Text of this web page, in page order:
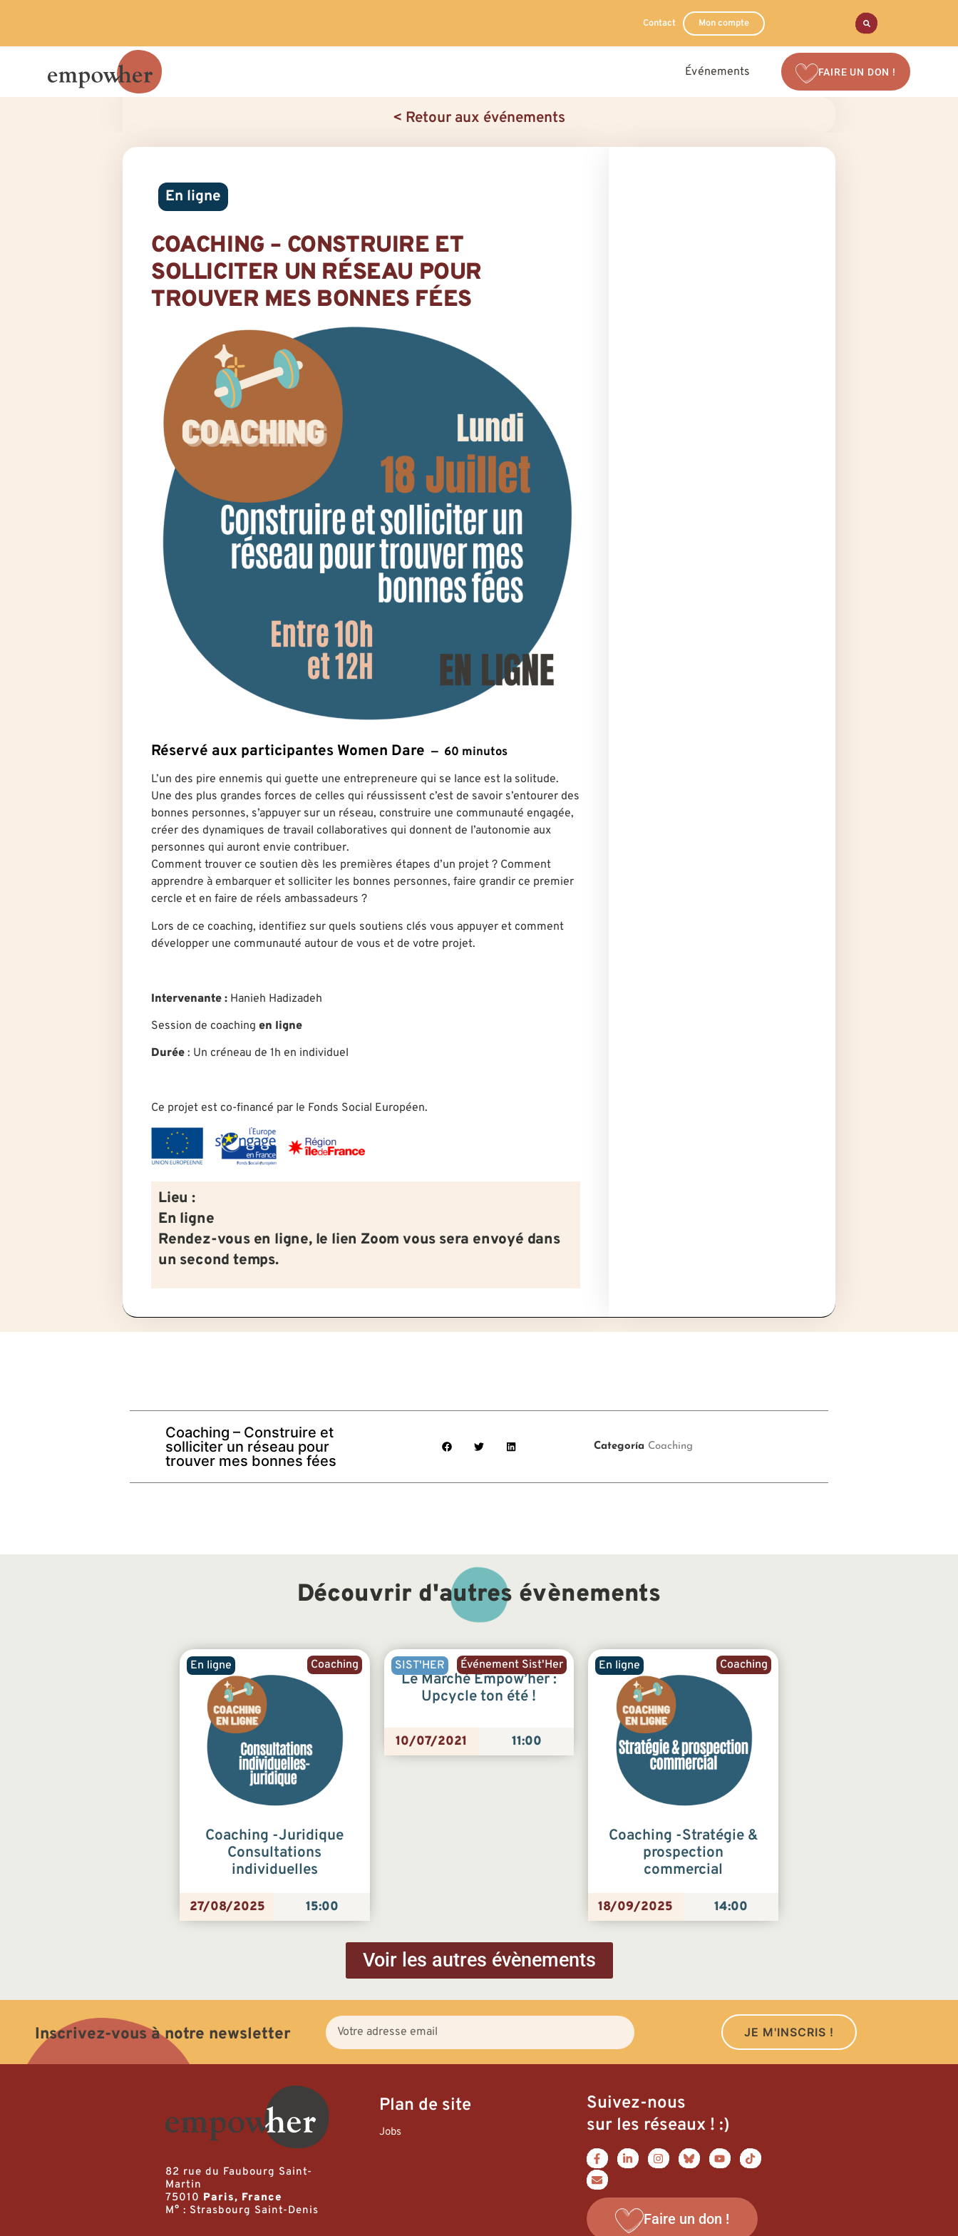
Contact Mon compte
Événements FAIRE UN DON !
< Retour aux événements
En ligne
COACHING – CONSTRUIRE ET
SOLLICITER UN RÉSEAU POUR
TROUVER MES BONNES FÉES
Réservé aux participantes Women Dare 60 minutos
L’un des pire ennemis qui guette une entrepreneure qui se lance est la solitude.
Une des plus grandes forces de celles qui réussissent c’est de savoir s’entourer des
bonnes personnes, s’appuyer sur un réseau, construire une communauté engagée,
créer des dynamiques de travail collaboratives qui donnent de l’autonomie aux
personnes qui auront envie contribuer.
Comment trouver ce soutien dès les premières étapes d’un projet ? Comment
apprendre à embarquer et solliciter les bonnes personnes, faire grandir ce premier
cercle et en faire de réels ambassadeurs ?
Lors de ce coaching, identifiez sur quels soutiens clés vous appuyer et comment
développer une communauté autour de vous et de votre projet.
Intervenante : Hanieh Hadizadeh
Session de coaching en ligne
Durée : Un créneau de 1h en individuel
Ce projet est co-financé par le Fonds Social Européen.
Lieu :
En ligne
Rendez-vous en ligne, le lien Zoom vous sera envoyé dans
un second temps.
Coaching – Construire et
solliciter un réseau pour
trouver mes bonnes fées
Categoría Coaching
Découvrir d'autres évènements
Coaching
En ligne
Coaching -Juridique
Consultations
individuelles
27/08/2025 15:00
Événement Sist'Her
SIST'HER
Le Marché Empow’her :
Upcycle ton été !
10/07/2021 11:00
Coaching
En ligne
Coaching -Stratégie &
prospection
commercial
18/09/2025 14:00
Voir les autres évènements
Inscrivez-vous à notre newsletter JE M'INSCRIS !
82 rue du Faubourg Saint-
Martin
75010 Paris, France
M° : Strasbourg Saint-Denis
Plan de site
Jobs
Suivez-nous
sur les réseaux ! :)
Faire un don !